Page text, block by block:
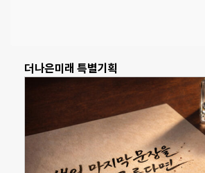
더나은미래 특별기획